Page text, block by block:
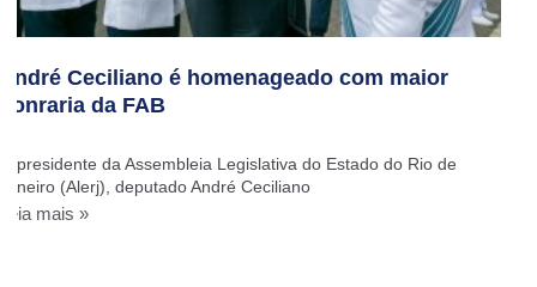
André Ceciliano é homenageado com maior
honraria da FAB
O presidente da Assembleia Legislativa do Estado do Rio de
Janeiro (Alerj), deputado André Ceciliano
Leia mais »